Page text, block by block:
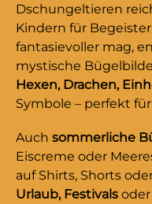
Dschungeltieren
Kindern für
fantasievoller mag,
mystische
Hexen, Drachen,
Symbole – perfekt
Auch sommerliche
Eiscreme oder
auf Shirts, Shorts
Urlaub, Festivals